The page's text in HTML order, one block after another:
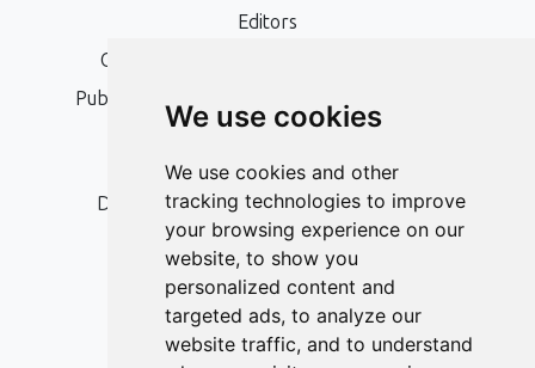
We use cookies
We use cookies and other
tracking technologies to improve
your browsing experience on our
website, to show you
personalized content and
targeted ads, to analyze our
website traffic, and to understand
Editors
Open Access, Copyright Policy and APC
Publication Ethics and Publication Malpractice
Statement
Peer Review Policy
Digital Archiving and Preservation Policy
Editorial Policy
Authors
Keywords